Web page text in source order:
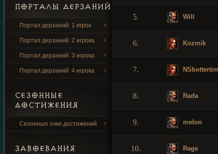
ПОРТАЛЫ ДЕРЗАНИЙ
Портал дерзаний: 1 игрок
Портал дерзаний: 2 игрока
Портал дерзаний: 3 игрока
Портал дерзаний: 4 игрока
СЕЗОННЫЕ
ДОСТИЖЕНИЯ
Сезонные очки достижений
ЗАВОЕВАНИЯ
5. Will
6. Kozmik
7.
8. Rada
9. melon
10. Rage